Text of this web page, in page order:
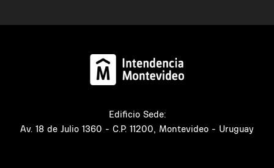
Edificio Sede:
Av. 18 de Julio 1360 - C.P. 11200, Montevideo - Uruguay